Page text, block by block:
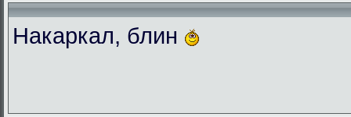
Накаркал, блин